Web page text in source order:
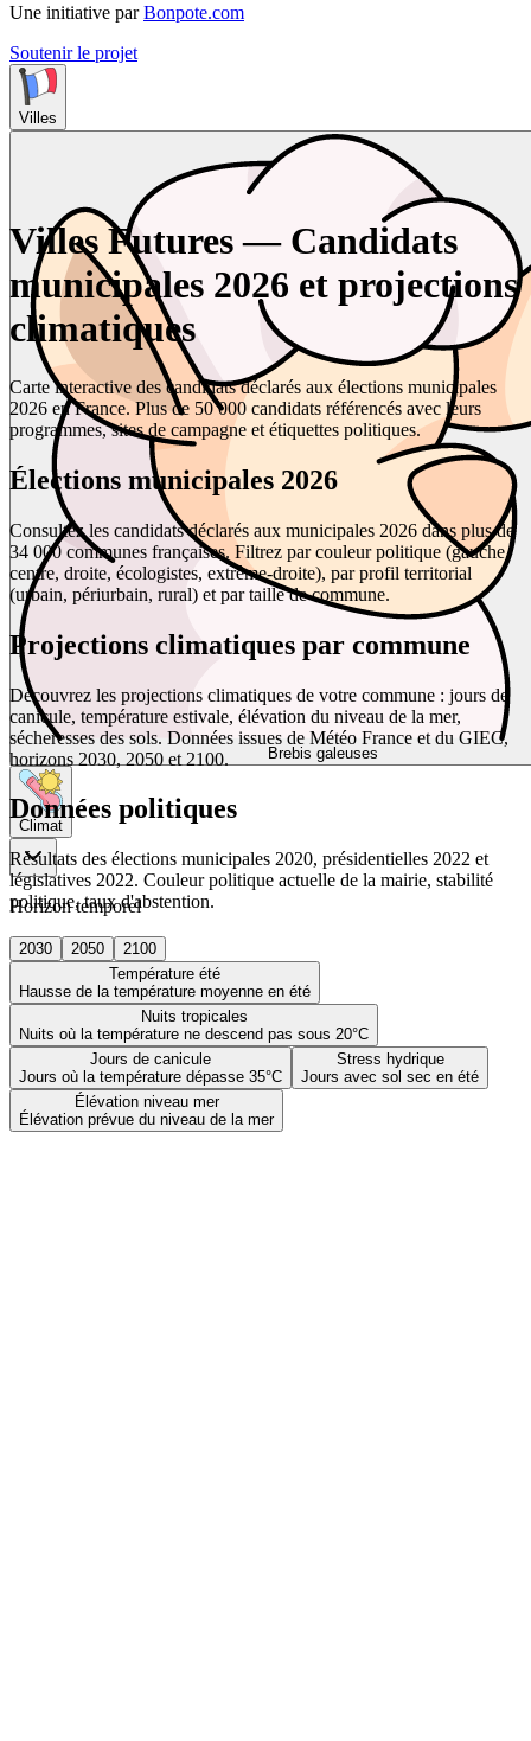
Une initiative par Bonpote.com
Soutenir le projet
Villes
Brebis galeuses
Climat
Horizon temporel
2030 2050
2100
Température été
Hausse de la température moyenne en été
Nuits tropicales
Nuits où la température ne descend pas sous 20°C
Jours de canicule
Jours où la température dépasse 35°C
Stress hydrique
Jours avec sol sec en été
Élévation niveau mer
Élévation prévue du niveau de la mer
Villes Futures — Candidats
municipales 2026 et projections
climatiques
Carte interactive des candidats déclarés aux élections municipales
2026 en France. Plus de 50 000 candidats référencés avec leurs
programmes, sites de campagne et étiquettes politiques.
Élections municipales 2026
Consultez les candidats déclarés aux municipales 2026 dans plus de
34 000 communes françaises. Filtrez par couleur politique (gauche,
centre, droite, écologistes, extrême-droite), par profil territorial
(urbain, périurbain, rural) et par taille de commune.
Projections climatiques par commune
Découvrez les projections climatiques de votre commune : jours de
canicule, température estivale, élévation du niveau de la mer,
sécheresses des sols. Données issues de Météo France et du GIEC,
horizons 2030, 2050 et 2100.
Données politiques
Résultats des élections municipales 2020, présidentielles 2022 et
législatives 2022. Couleur politique actuelle de la mairie, stabilité
politique, taux d'abstention.